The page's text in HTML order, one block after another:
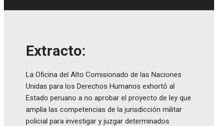
Extracto:
La Oficina del Alto Comisionado de las Naciones
Unidas para los Derechos Humanos exhortó al
Estado peruano a no aprobar el proyecto de ley que
amplía las competencias de la jurisdicción militar
policial para investigar y juzgar determinados